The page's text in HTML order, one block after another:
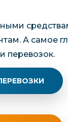
А самое
перевозок.